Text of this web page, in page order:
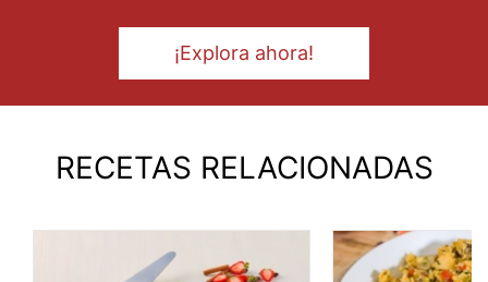
¡Explora ahora!
RECETAS RELACIONADAS